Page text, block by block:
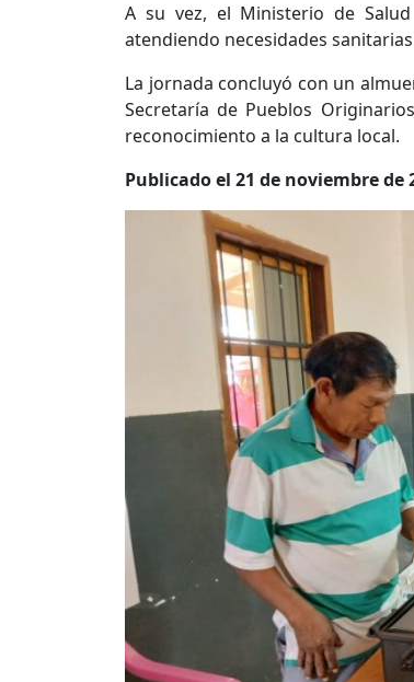
A su vez, el Ministerio de
atendiendo necesidades
La jornada concluyó con un
Secretaría de Pueblos
reconocimiento a la cultura local.
Publicado el 21 de noviembre de